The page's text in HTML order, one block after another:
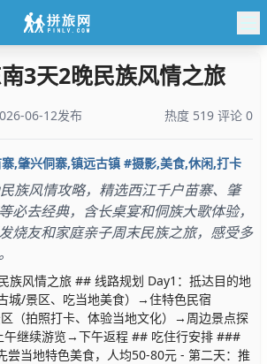
3天2晚民族风情之旅
06-12发布 热度 519 评论 0
,肇兴侗寨,镇远古镇 #摄影,美食,休闲,打卡
族风情攻略，精选西江千户苗寨、肇
必去经典，含长桌宴和侗族大歌体验，
烧友和家庭亲子周末民族之旅，感受多
族风情之旅 ## 线路规划 Day1：抵达目的地
城/景区、吃当地美食）→住特色民宿
（拍照打卡、体验当地文化）→周边景点探
继续游览→下午返程 ## 吃住行安排 ###
尝当地特色美食，人均50-80元 - 第二天：推